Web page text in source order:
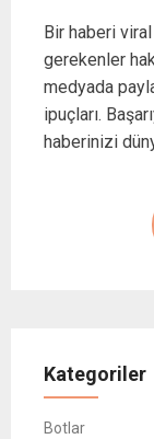
Bir haberi
gerekenler
medyada
ipuçları.
haberinizi
Kategoriler
Botlar